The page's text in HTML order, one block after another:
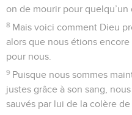
on de mourir pour quelqu’un
8 Mais voici comment Dieu
alors que nous étions
pour nous.
9 Puisque nous sommes
justes grâce à son sang,
sauvés par lui de la colère de